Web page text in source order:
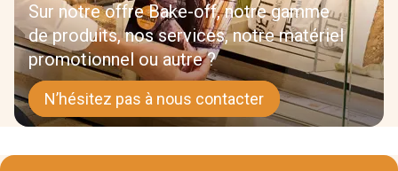
Sur notre offre Bake-off, notre gamme
de produits, nos services, notre matériel
promotionnel ou autre ?
N’hésitez pas à nous contacter